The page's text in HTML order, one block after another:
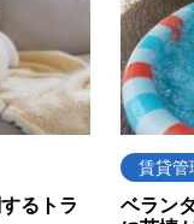
るトラ
賃貸管
ベラン